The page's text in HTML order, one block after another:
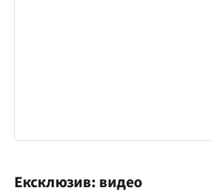
Ексклюзив: видео